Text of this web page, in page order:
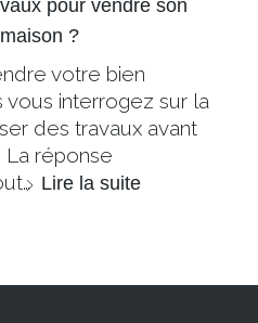
pour vendre son
?
votre bien
interrogez sur la
des travaux avant
La réponse
Lire la suite